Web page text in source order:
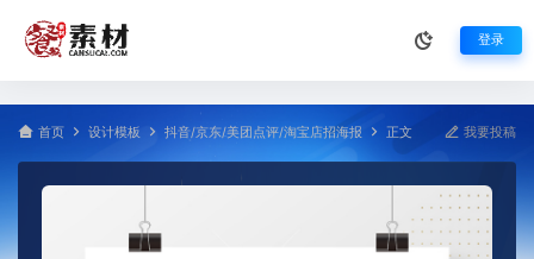
登录
首页 设计模板 抖音/京东/美团点评/淘宝店招海报 正文 我要投稿